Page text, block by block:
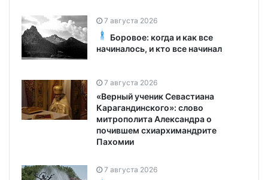
7 августа 2026
Боровое: когда и как все
начиналось, и кто все начинал
7 августа 2026
«Верный ученик Севастиана
Карагандинского»: слово
митрополита Александра о
почившем схиархимандрите
Пахомии
7 августа 2026